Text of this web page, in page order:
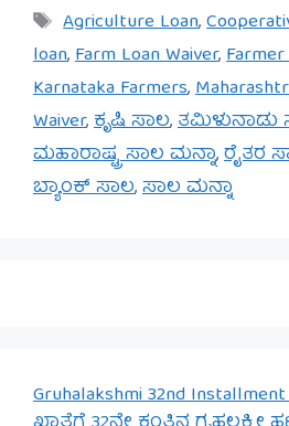
Tags
Agriculture Loan,
loan,Farm Loan Waiver,
Karnataka Farmers,
Waiver,ಕೃಷಿ ಸಾಲ,ತಮಿಳುನಾಡು
ಮಹಾರಾಷ್ಟ್ರ ಸಾಲ ಮನ್ನಾ,ರೈತರ
ಬ್ಯಾಂಕ್ ಸಾಲ,ಸಾಲ ಮನ್ನಾ
Gruhalakshmi 32nd